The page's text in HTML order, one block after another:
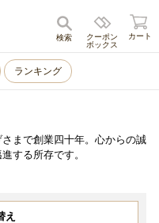
キャンセル
クーポン
ボックス
検索 カート
ランキング
まで創業四十年。心からの誠
する所存です。
え